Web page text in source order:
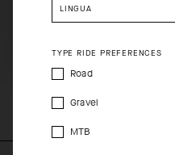
garantire un comfort ottimale,
traspirante e fresca che
COMPOSITION
73%PL 14%EA 13%PA
LINGUA
TYPE RIDE PREFERENCES
Road
Gravel
MTB